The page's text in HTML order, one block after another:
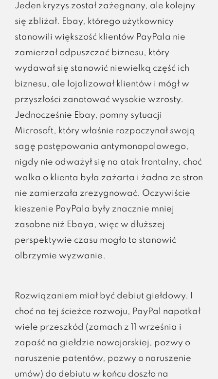
Jeden kryzys został zażegnany, ale kolejny
się zbliżał. Ebay, którego użytkownicy
stanowili większość klientów PayPala nie
zamierzał odpuszczać biznesu, który
wydawał się stanowić niewielką część ich
biznesu, ale lojalizował klientów i mógł w
przyszłości zanotować wysokie wzrosty.
Jednocześnie Ebay, pomny sytuacji
Microsoft, który właśnie rozpoczynał swoją
sagę postępowania antymonopolowego,
nigdy nie odważył się na atak frontalny, choć
walka o klienta była zażarta i żadna ze stron
nie zamierzała zrezygnować. Oczywiście
kieszenie PayPala były znacznie mniej
zasobne niż Ebaya, więc w dłuższej
perspektywie czasu mogło to stanowić
olbrzymie wyzwanie.
Rozwiązaniem miał być debiut giełdowy. I
choć na tej ścieżce rozwoju, PayPal napotkał
wiele przeszkód (zamach z 11 września i
zapaść na giełdzie nowojorskiej, pozwy o
naruszenie patentów, pozwy o naruszenie
umów) do debiutu w końcu doszło na